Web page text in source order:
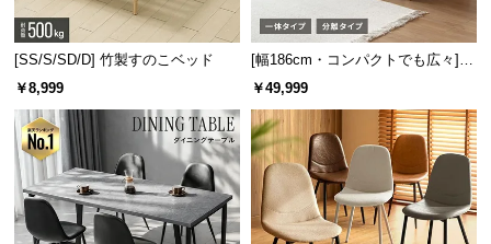
まるで天然木のような、自然な木目調に仕上げまし
た。お部屋馴染みの良い美しいデザインです。
[SS/S/SD/D] 竹製すのこベッド
￥8,999
[幅186cm・コンパクトでも広々] 3
人掛けソファベッド リクライニン
￥49,999